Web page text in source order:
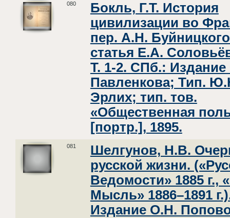
080
Бокль, Г.Т. История
цивилизации во
пер. А.Н.
статья Е.А.
Т. 1-2. СПб.:
Павленкова; Тип.
Эрлих; тип. тов.
«Общественная
[портр.], 1895.
081
Шелгунов, Н.В.
русской жизни.
Ведомости» 1885 г.,
Мысль» 1886–1891
Издание О.Н.